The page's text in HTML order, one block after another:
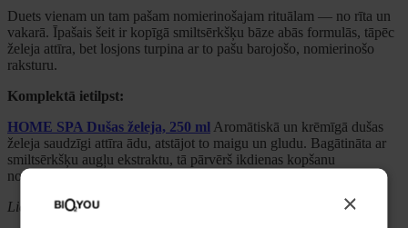
Duets vienam un tam pašam nomierinošajam rituālam — no rīta un
vakarā. Īpašais šeit ir kopīgā smiltsērkšķu bāze abās formulās, tāpēc
želeja attīra, bet losjons turpina ar to pašu barojošo, nomierinošo
raksturu.
Komplektā ietilpst:
HOME SPA Dušas želeja, 250 ml Aromātiskā un krēmīgā dušas
želeja saudzīgi attīra ādu, atstājot to maigu un gludu. Bagātināta ar
smiltsērkšķu augļu ekstraktu, tā pārvērš ikdienas kopšanu
nomierinošā un atjaunojošā rituālā. Piemērota ikdienas lietošanai.
Lietošana:uzklāj uz mitras ādas, saputo un rūpīgi noskalo. ×